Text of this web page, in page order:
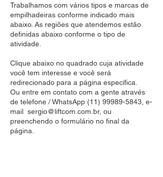
Trabalhamos com vários tipos e marcas de
empilhadeiras conforme indicado mais
abaixo. As regiões que atendemos estão
definidas abaixo conforme o tipo de
atividade.
Clique abaixo no quadrado cuja atividade
você tem interesse e você será
redirecionado para a página específica.
Ou entre em contato com a gente através
de telefone / WhatsApp (11) 99989-5843 , e-
mail sergio@liftcom.com.br, ou
preenchendo o formulário no final da
página.